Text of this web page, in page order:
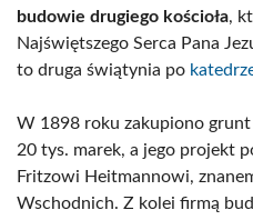
budowie drugiego kościoła,
Najświętszego Serca Pana
to druga świątynia po
W 1898 roku zakupiono grunt
20 tys. marek, a jego projekt
Fritzowi Heitmannowi,
Wschodnich. Z kolei firmą